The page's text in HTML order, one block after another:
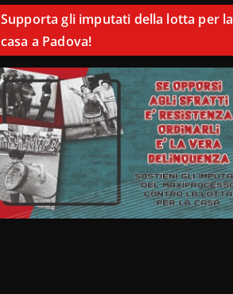
Supporta gli imputati della lotta per la
casa a Padova!